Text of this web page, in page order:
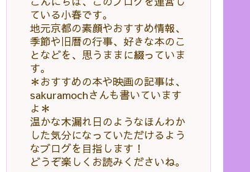
ている小春です。
地元京都の素顔やおすすめ情報、
季節や旧暦の行事、好きな本のこ
となどを、思うままに綴っていま
す。
＊おすすめの本や映画の記事は、
sakuramochさんも書いています
よ＊
温かな木漏れ日のようなほんわか
した気分になっていただけるよう
なブログを目指します！
どうぞ楽しくお読みくださいね。